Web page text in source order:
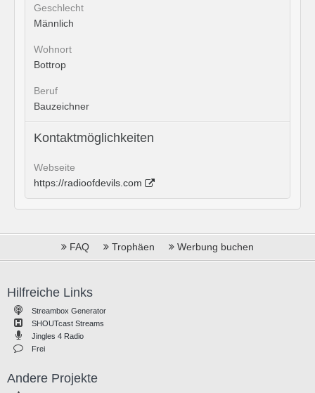
Geschlecht
Männlich
Wohnort
Bottrop
Beruf
Bauzeichner
Kontaktmöglichkeiten
Webseite
https://radioofdevils.com
FAQ Trophäen Werbung buchen
Hilfreiche Links
Streambox Generator
SHOUTcast Streams
Jingles 4 Radio
Frei
Andere Projekte